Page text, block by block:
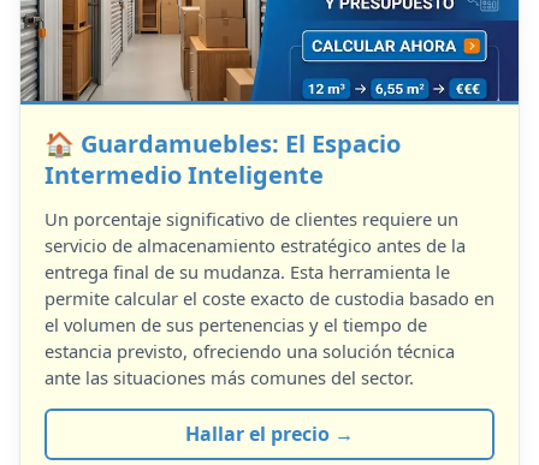
🏠 Guardamuebles: El Espacio
Intermedio Inteligente
Un porcentaje significativo de clientes requiere un
servicio de almacenamiento estratégico antes de la
entrega final de su mudanza. Esta herramienta le
permite calcular el coste exacto de custodia basado en
el volumen de sus pertenencias y el tiempo de
estancia previsto, ofreciendo una solución técnica
ante las situaciones más comunes del sector.
Hallar el precio →